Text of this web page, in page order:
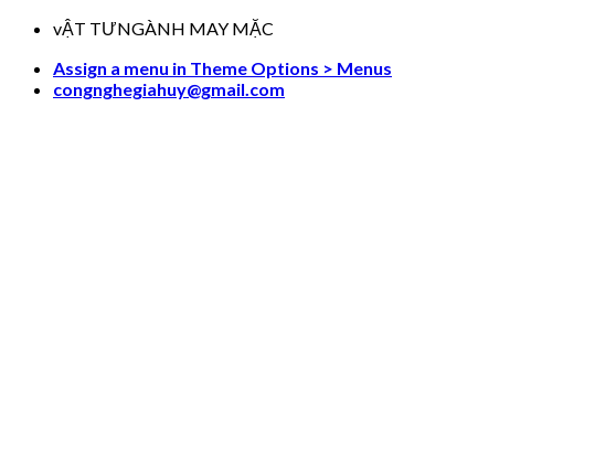
Skip
content
vẬT TƯNGÀNH MAY MẶC
Assign a menu in Theme Options > Menus
congnghegiahuy@gmail.com